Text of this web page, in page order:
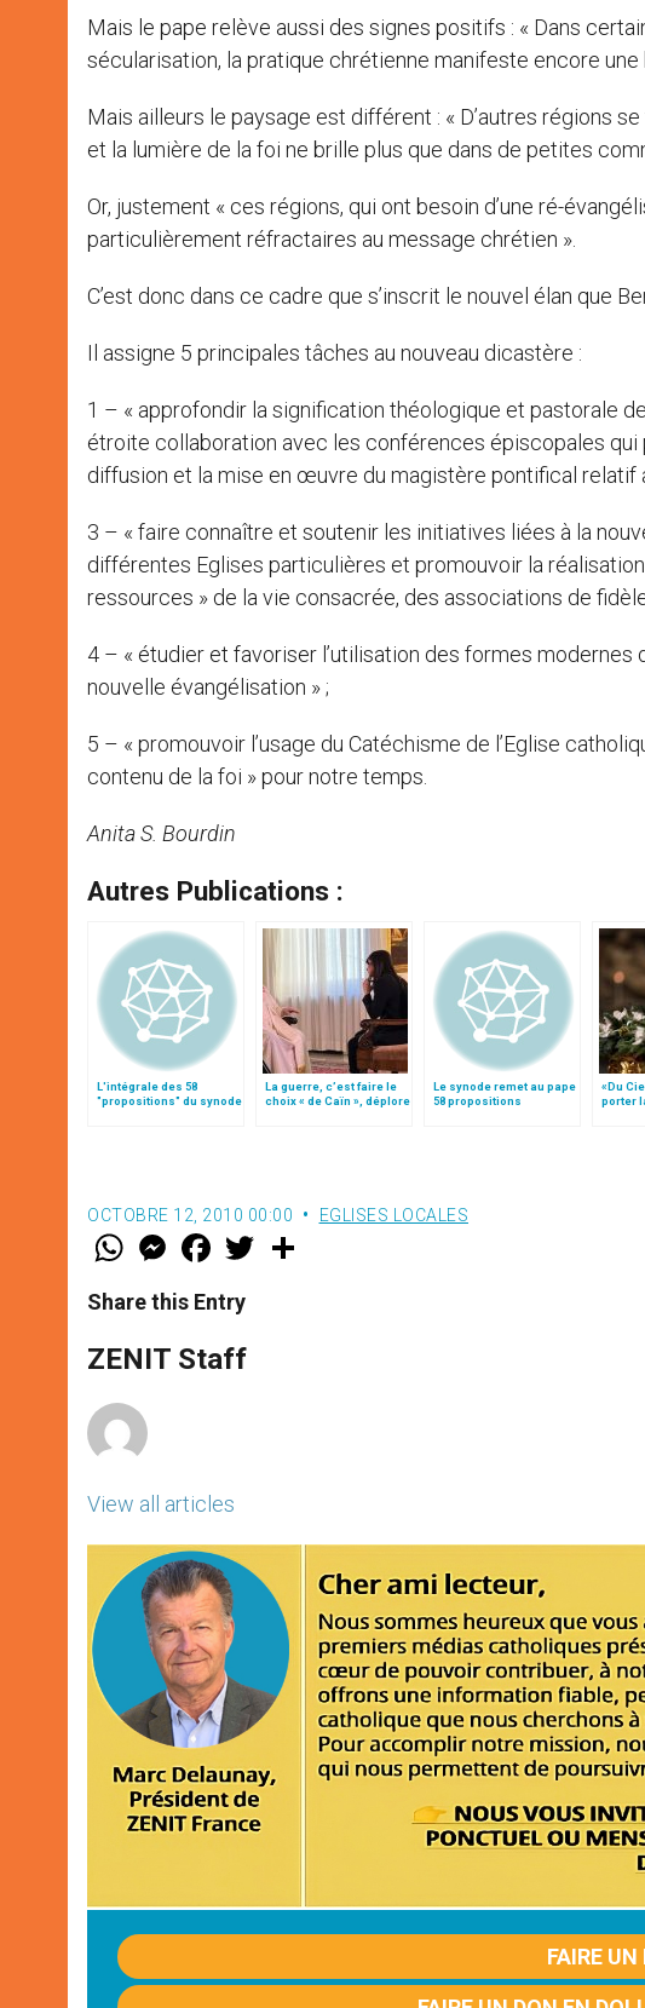
Mais le pape relève aussi des signes positifs : « Dans
sécularisation, la pratique chrétienne manifeste encore
Mais ailleurs le paysage est différent : « D’autres régions
et la lumière de la foi ne brille plus que dans de petites
Or, justement « ces régions, qui ont besoin d’une ré-
particulièrement réfractaires au message chrétien ».
C’est donc dans ce cadre que s’inscrit le nouvel élan que
Il assigne 5 principales tâches au nouveau dicastère :
1 – « approfondir la signification théologique et pastorale
étroite collaboration avec les conférences épiscopales qui
diffusion et la mise en œuvre du magistère pontifical relatif
3 – « faire connaître et soutenir les initiatives liées à la
différentes Eglises particulières et promouvoir la
ressources » de la vie consacrée, des associations de
4 – « étudier et favoriser l’utilisation des formes
nouvelle évangélisation » ;
5 – « promouvoir l’usage du Catéchisme de l’Eglise
contenu de la foi » pour notre temps.
Anita S. Bourdin
Autres Publications :
L'intégrale des 58
"propositions" du synode
La guerre, c’est faire le
choix « de Caïn », déplore
Le synode remet au pape
58 propositions
«Du
porter
OCTOBRE 12, 2010 00:00 EGLISES LOCALES
W
t
s
p
p
M
e
s
e
g
e
F
a
e
b
o
k
w
Share this Entry
ZENIT Staff
View all articles
FAIRE UN